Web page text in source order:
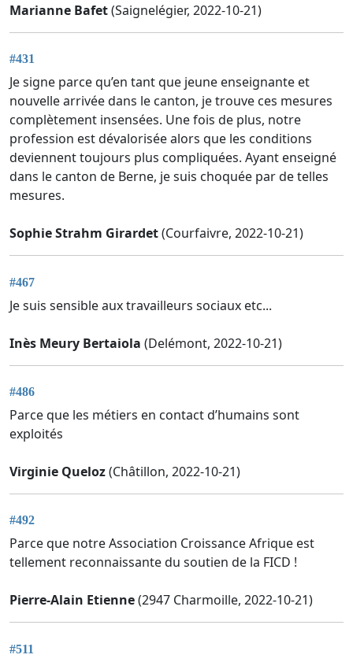
Marianne Bafet(Saignelégier, 2022-10-21)
#431
Je signe parce qu’en tant que jeune enseignante et
nouvelle arrivée dans le canton, je trouve ces mesures
complètement insensées. Une fois de plus, notre
profession est dévalorisée alors que les conditions
deviennent toujours plus compliquées. Ayant enseigné
dans le canton de Berne, je suis choquée par de telles
mesures.
Sophie Strahm Girardet(Courfaivre, 2022-10-21)
#467
Je suis sensible aux travailleurs sociaux etc...
Inès Meury Bertaiola (Delémont, 2022-10-21)
#486
Parce que les métiers en contact d’humains sont
exploités
Virginie Queloz(Châtillon, 2022-10-21)
#492
Parce que notre Association Croissance Afrique est
tellement reconnaissante du soutien de la FICD !
Pierre-Alain Etienne(2947 Charmoille, 2022-10-21)
#511